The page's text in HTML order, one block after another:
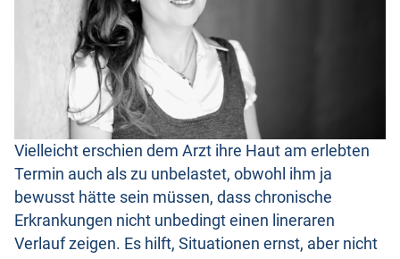
Vielleicht erschien dem Arzt ihre Haut am erlebten
Termin auch als zu unbelastet, obwohl ihm ja
bewusst hätte sein müssen, dass chronische
Erkrankungen nicht unbedingt einen lineraren
Verlauf zeigen. Es hilft, Situationen ernst, aber nicht